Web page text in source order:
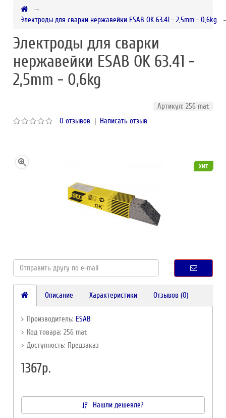
Электроды для сварки нержавейки ESAB OK 63.41 - 2,5mm - 0,6kg
Электроды для сварки
нержавейки ESAB OK 63.41 -
2,5mm - 0,6kg
Артикул: 256 mat
0 отзывов | Написать отзыв
хит
Описание Характеристики Отзывов (0)
Производитель: ESAB
Код товара: 256 mat
Доступность: Предзаказ
1367р.
Нашли дешевле?